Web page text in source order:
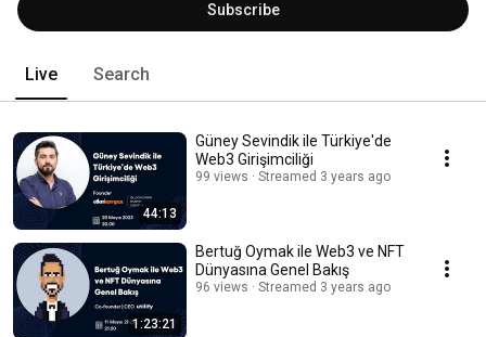
Subscribe
Live Search
44:13
Güney Sevindik ile Türkiye'de
Web3 Girişimciliği
99 views Streamed 3 years ago
1:23:21
Bertuğ Oymak ile Web3 ve NFT
Dünyasına Genel Bakış
96 views Streamed 3 years ago